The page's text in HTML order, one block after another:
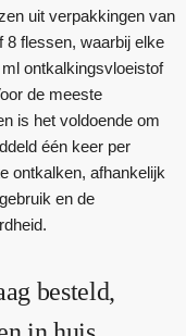
uit verpakkingen van
8 flessen, waarbij elke
ontkalkingsvloeistof
de meeste
is het voldoende om
één keer per
ontkalken, afhankelijk
en de
besteld,